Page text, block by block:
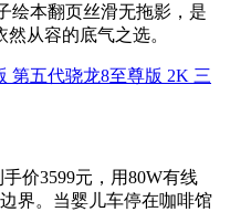
绘本翻页丝滑无拖影，是
从容的底气之选。
第五代骁龙8至尊版 2K 三
价3599元，用80W有线
界。当婴儿车停在咖啡馆